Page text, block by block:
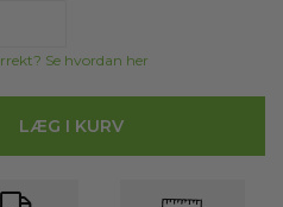
Se hvordan her